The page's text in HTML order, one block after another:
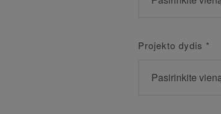
Projekto dydis *